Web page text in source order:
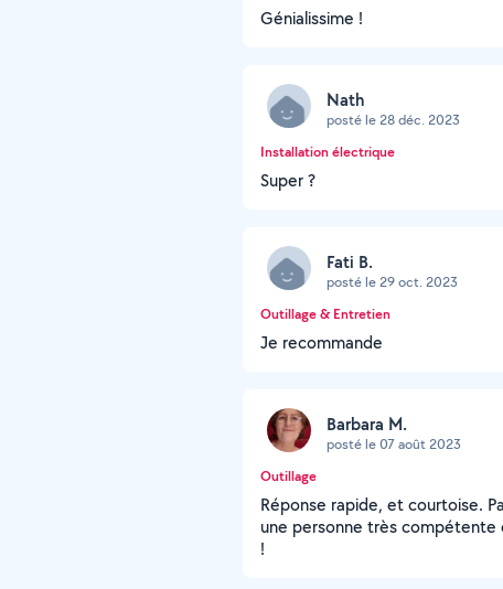
Génialissime !
Nath
posté le 28 déc. 2023
Installation électrique
Super ?
Fati B.
posté le 29 oct. 2023
Outillage & Entretien
Je recommande
Barbara M.
posté le 07 août 2023
Outillage
Réponse rapide, et courtoise.
une personne très compétente
!